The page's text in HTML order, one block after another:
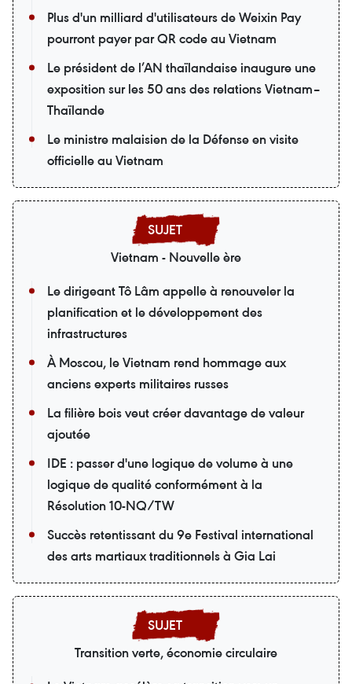
Plus d'un milliard d'utilisateurs de Weixin Pay
pourront payer par QR code au Vietnam
Le président de l’AN thaïlandaise inaugure une
exposition sur les 50 ans des relations Vietnam–
Thaïlande
Le ministre malaisien de la Défense en visite
officielle au Vietnam
Vietnam - Nouvelle ère
Le dirigeant Tô Lâm appelle à renouveler la
planification et le développement des
infrastructures
À Moscou, le Vietnam rend hommage aux
anciens experts militaires russes
La filière bois veut créer davantage de valeur
ajoutée
IDE : passer d'une logique de volume à une
logique de qualité conformément à la
Résolution 10-NQ/TW
Succès retentissant du 9e Festival international
des arts martiaux traditionnels à Gia Lai
Transition verte, économie circulaire